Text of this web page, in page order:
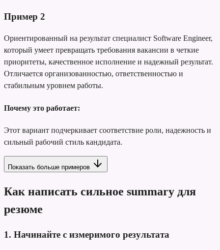
Пример 2
Ориентированный на результат специалист Software Engineer,
который умеет превращать требования вакансии в четкие
приоритеты, качественное исполнение и надежный результат.
Отличается организованностью, ответственностью и
стабильным уровнем работы.
Почему это работает:
Этот вариант подчеркивает соответствие роли, надежность и
сильный рабочий стиль кандидата.
Показать больше примеров
Как написать сильное summary для
резюме
1. Начинайте с измеримого результата